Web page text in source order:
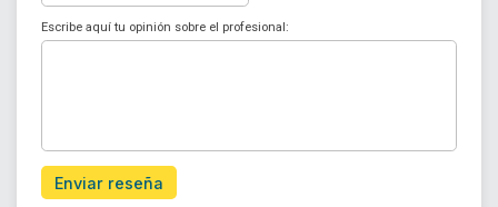
Escribe aquí tu opinión sobre el profesional:
Enviar reseña